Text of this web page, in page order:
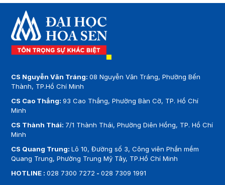
CS Nguyễn Văn Tráng:08 Nguyễn Văn Tráng, Phường Bến
Thành, TP.Hồ Chí Minh
CS Cao Thắng:93 Cao Thắng, Phường Bàn Cờ, TP. Hồ Chí
Minh
CS Thành Thái: 7/1 Thành Thái, Phường Diên Hồng, TP. Hồ Chí
Minh
CS Quang Trung:Lô 10, Đường số 3, Công viên Phần mềm
Quang Trung, Phường Trung Mỹ Tây, TP.Hồ Chí Minh
HOTLINE :028 7300 7272 -028 7309 1991